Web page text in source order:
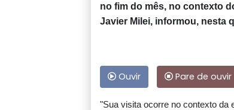
no fim do mês, no contexto
Javier Milei, informou, nesta
Ouvir Pare de ouvir
"Sua visita ocorre no contexto da